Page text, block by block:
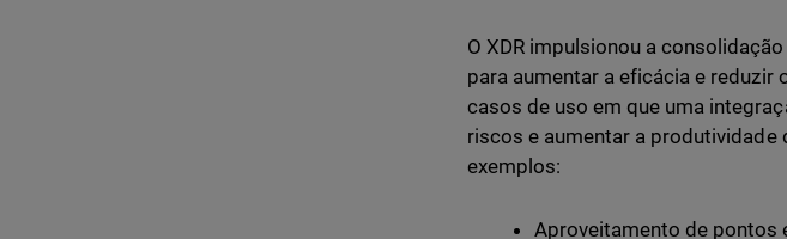
O XDR impulsionou a
para aumentar a eficácia e
casos de uso em que uma
riscos e aumentar a produtividade
exemplos:
Aproveitamento de pontos